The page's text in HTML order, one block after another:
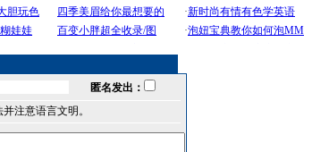
匿名发出：
注意语言文明。